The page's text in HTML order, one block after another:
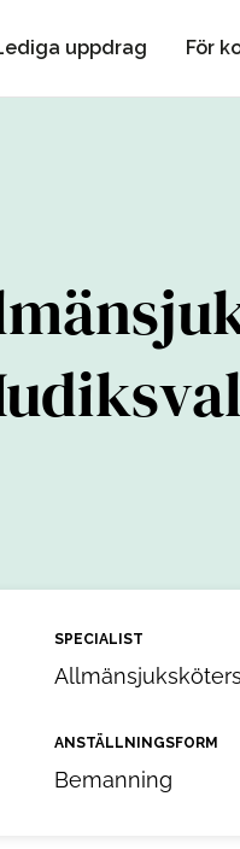
uppdrag För
SPECIALIST
ANSTÄLLNINGSFORM
Bemanning